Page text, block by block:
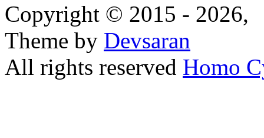
Copyright © 2015 - 2026,
Theme by Devsaran
All rights reserved Homo